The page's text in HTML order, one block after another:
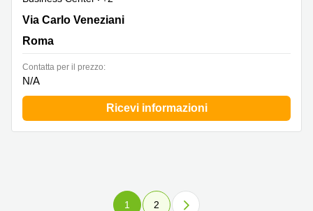
Via Carlo Veneziani 56-58, Roma
Via Carlo Veneziani
Roma
Сontatta per il prezzo:
N/A
Ricevi informazioni
1 2